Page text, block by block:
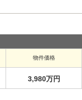
物件価格
3,980万円